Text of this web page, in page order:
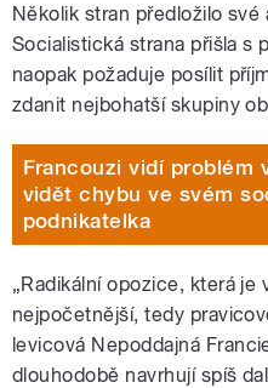
Několik stran předložilo
Socialistická strana přišla s
naopak požaduje posílit
zdanit nejbohatší skupiny
Francouzi vidí problém
vidět chybu ve svém
podnikatelka
„Radikální opozice, která
nejpočetnější, tedy
levicová Nepoddajná
dlouhodobě navrhují spíš